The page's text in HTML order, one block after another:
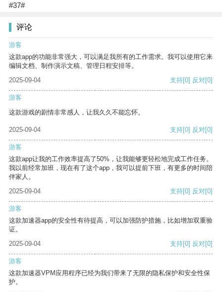
#37#
评论
游客
这款app的功能非常强大，可以满足我所有的工作需求。我可以使用它来
编辑文档、制作演示文稿、管理日程安排等。
2025-09-04
支持[0] 反对[0]
游客
这款游戏的剧情非常感人，让我久久不能忘怀。
2025-09-04 支持[0] 反对[0]
游客
这款app让我的工作效率提高了50%，让我能够更轻松地完成工作任务。
我以前经常加班，现在有了这个app，我可以提前下班，有更多的时间陪
伴家人。
2025-09-04
支持[0] 反对[0]
游客
这款加速器app的安全性有待提高，可以加强防护措施，比如增加双重验
证。
2025-09-04
支持[0] 反对[0]
游客
这款加速器VPM应用程序已经为我们带来了无限的隐私保护和安全性保
护。